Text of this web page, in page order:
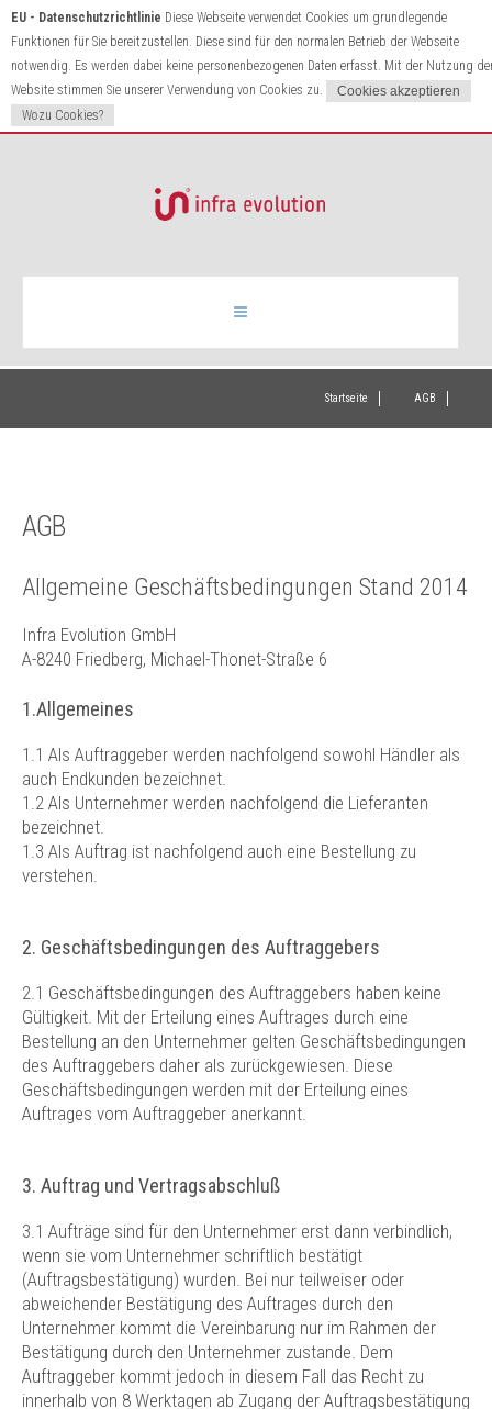
EU - Datenschutzrichtlinie Diese Webseite verwendet Cookies um grundlegende
Funktionen für Sie bereitzustellen. Diese sind für den normalen Betrieb der Webseite
notwendig. Es werden dabei keine personenbezogenen Daten erfasst. Mit der Nutzung
Website stimmen Sie unserer Verwendung von Cookies zu.
Wozu Cookies?
Kontakt
Startseite AGB
AGB
Allgemeine Geschäftsbedingungen Stand 2014
Infra Evolution GmbH
A-8240 Friedberg, Michael-Thonet-Straße 6
1.Allgemeines
1.1 Als Auftraggeber werden nachfolgend sowohl Händler als
auch Endkunden bezeichnet.
1.2 Als Unternehmer werden nachfolgend die Lieferanten
bezeichnet.
1.3 Als Auftrag ist nachfolgend auch eine Bestellung zu
verstehen.
2. Geschäftsbedingungen des Auftraggebers
2.1 Geschäftsbedingungen des Auftraggebers haben keine
Gültigkeit. Mit der Erteilung eines Auftrages durch eine
Bestellung an den Unternehmer gelten Geschäftsbedingungen
des Auftraggebers daher als zurückgewiesen. Diese
Geschäftsbedingungen werden mit der Erteilung eines
Auftrages vom Auftraggeber anerkannt.
3. Auftrag und Vertragsabschluß
3.1 Aufträge sind für den Unternehmer erst dann verbindlich,
wenn sie vom Unternehmer schriftlich bestätigt
(Auftragsbestätigung) wurden. Bei nur teilweiser oder
abweichender Bestätigung des Auftrages durch den
Unternehmer kommt die Vereinbarung nur im Rahmen der
Bestätigung durch den Unternehmer zustande. Dem
Auftraggeber kommt jedoch in diesem Fall das Recht zu
innerhalb von 8 Werktagen ab Zugang der Auftragsbestätigung